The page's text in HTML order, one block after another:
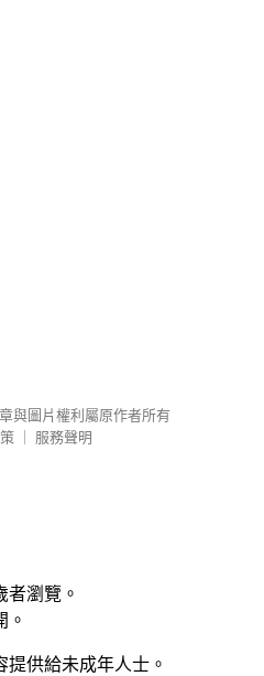
與圖片權利屬原作者所有
服務聲明
者瀏覽。
。
供給未成年人士。